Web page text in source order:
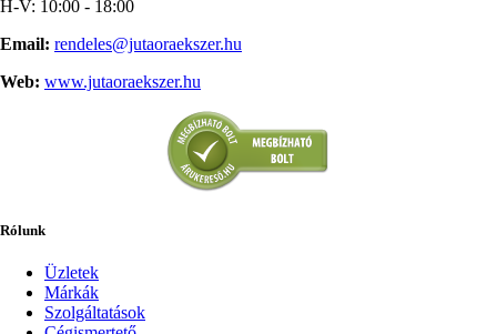
H-V: 10:00 - 18:00
Email: rendeles@jutaoraekszer.hu
Web: www.jutaoraekszer.hu
Rólunk
Üzletek
Márkák
Szolgáltatások